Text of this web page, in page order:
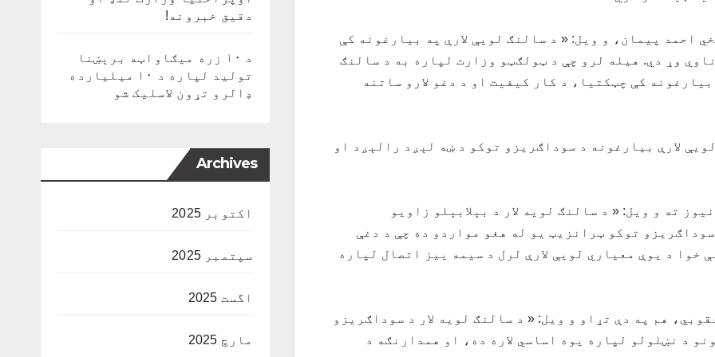
احمد پیمان، و ویل: « د سالنګ لویې لارې په بیارغونه کې
وړ دي. هیله لرو چې د ټولګټو وزارت لپاره به د سالنګ
کې چټکتیا، د کار کیفیت او د دغو لارو ساتنه
لارې بیارغونه د سوداګریزو توکو د ښه لېږد رالېږد او
ته و ویل: « د سالنګ لویه لار د بېلابېلو زاویو
توکو ټرانزیټ یو له هغو مواردو ده چې د دغې
خوا د یوې معیاري لویې لارې لرل د سیمه ییز اتصال لپاره
هم په دې تړاو و ویل: « د سالنګ لویه لار د سوداګریزو
د نښلولو لپاره یوه اساسي لاره ده، او همدارنګه د
دقیق خبرونه!
د ۱۰ زره میګاواټه برېښنا
تولید لپاره د ۱۰ میلیارده
ډالرو تړون لاسلیک شو
Archives
اکتوبر 2025
سپتمبر 2025
اگست 2025
مارچ 2025